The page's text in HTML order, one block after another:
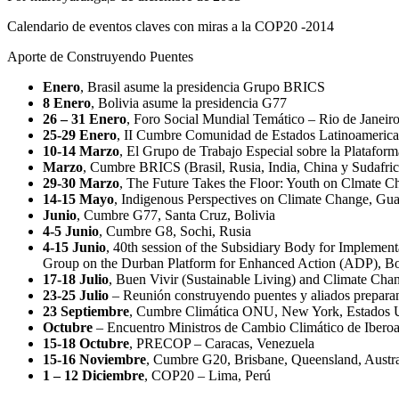
Calendario de eventos claves con miras a la COP20 -2014
Aporte de Construyendo Puentes
Enero, Brasil asume la presidencia Grupo BRICS
8 Enero, Bolivia asume la presidencia G77
26 – 31 Enero, Foro Social Mundial Temático – Rio de
25-29 Enero, II Cumbre Comunidad de Estados
10-14 Marzo, El Grupo de Trabajo Especial sobre la
Marzo, Cumbre BRICS (Brasil, Rusia, India, China y
29-30 Marzo, The Future Takes the Floor: Youth on Clmate
14-15 Mayo, Indigenous Perspectives on Climate Change,
Junio, Cumbre G77, Santa Cruz, Bolivia
4-5 Junio, Cumbre G8, Sochi, Rusia
4-15 Junio, 40th session of the Subsidiary Body for
Group on the Durban Platform for Enhanced Action (ADP),
17-18 Julio, Buen Vivir (Sustainable Living) and Climate
23-25 Julio – Reunión construyendo puentes y aliados
23 Septiembre, Cumbre Climática ONU, New York, Estados
Octubre – Encuentro Ministros de Cambio Climático de
15-18 Octubre, PRECOP – Caracas, Venezuela
15-16 Noviembre, Cumbre G20, Brisbane, Queensland,
1 – 12 Diciembre, COP20 – Lima, Perú